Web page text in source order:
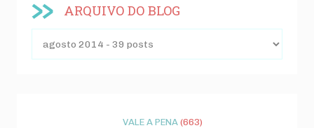
ARQUIVO DO BLOG
VALE A PENA (663)